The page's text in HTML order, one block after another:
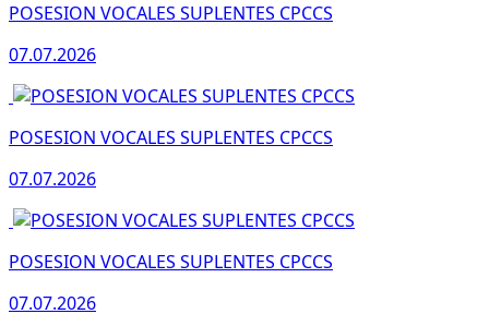
POSESION VOCALES SUPLENTES CPCCS
07.07.2026
POSESION VOCALES SUPLENTES CPCCS
07.07.2026
POSESION VOCALES SUPLENTES CPCCS
07.07.2026